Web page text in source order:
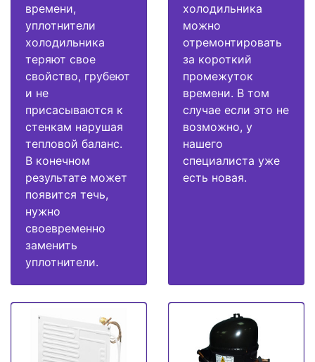
времени,
уплотнители
холодильника
теряют свое
свойство, грубеют
и не
присасываются к
стенкам нарушая
тепловой баланс.
В конечном
результате может
появится течь,
нужно
своевременно
заменить
уплотнители.
холодильника
можно
отремонтировать
за короткий
промежуток
времени. В том
случае если это не
возможно, у
нашего
специалиста уже
есть новая.